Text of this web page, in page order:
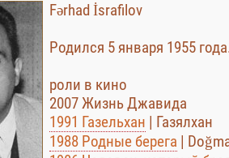
Fərhad İsrafilov
Родился 5 января 1955
роли в кино
2007 Жизнь Джавида
1991 Газельхан | Газялхан
1988 Родные берега |